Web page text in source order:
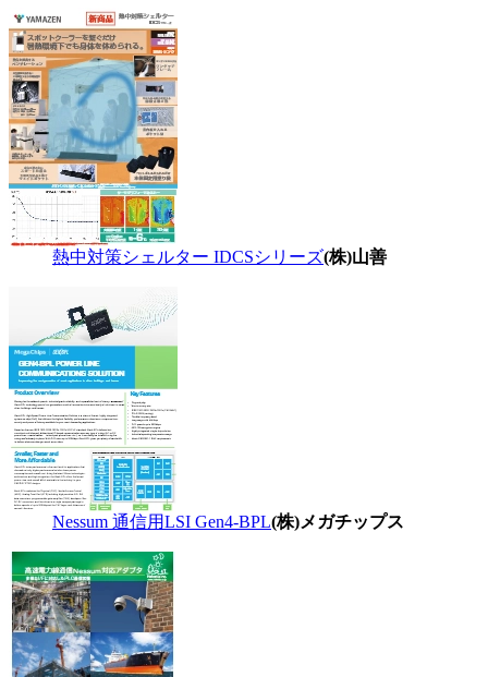
熱中対策シェルター IDCSシリーズ(株)山善
Nessum 通信用LSI Gen4-BPL(株)メガチップス